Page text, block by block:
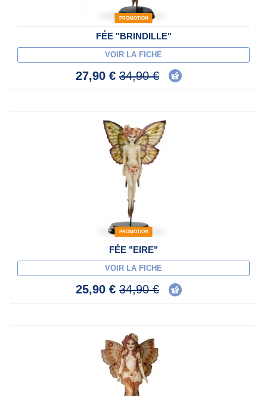
PROMOTION
FÉE "BRINDILLE"
VOIR LA FICHE
27,90 € 34,90 €
PROMOTION
FÉE "EIRE"
VOIR LA FICHE
25,90 € 34,90 €